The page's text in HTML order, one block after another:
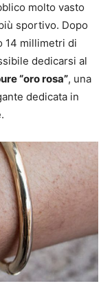
molto vasto
sportivo. Dopo
14 millimetri di
dedicarsi al
“oro rosa”, una
dedicata in